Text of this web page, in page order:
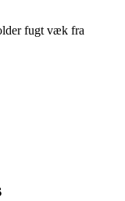
fugt væk fra